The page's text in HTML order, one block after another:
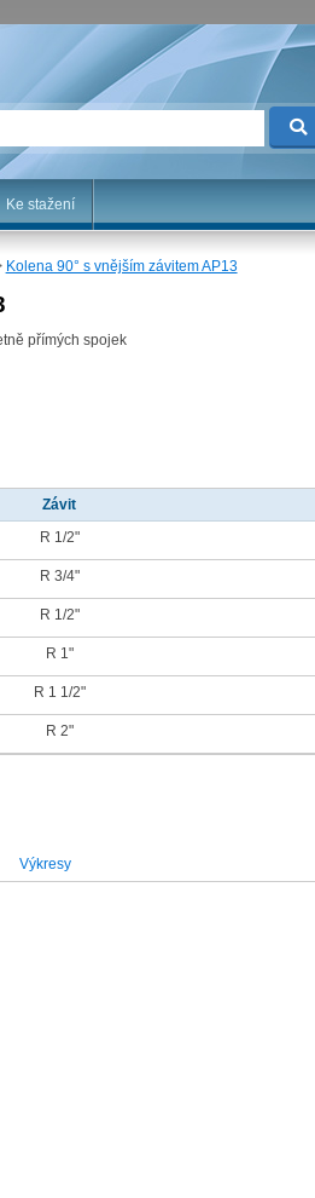
Ke stažení
Kolena 90° s vnějším závitem AP13
přímých spojek
Závit
R 1/2"
R 3/4"
R 1/2"
R 1"
R 1 1/2"
R 2"
Výkresy